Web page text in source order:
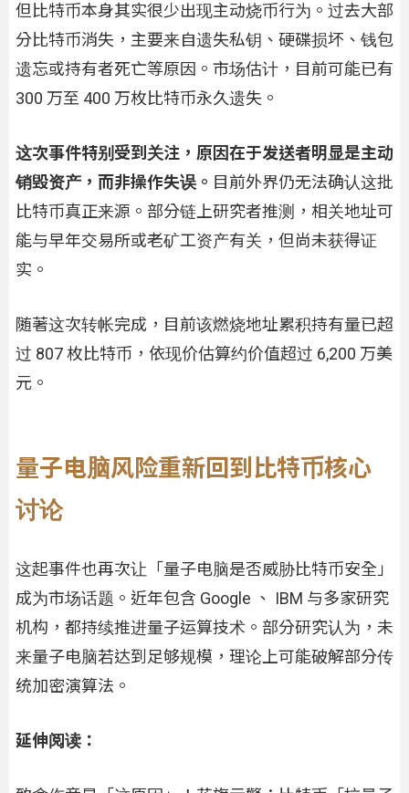
但比特币本身其实很少出现主动烧币行为。过去大部
分比特币消失，主要来自遗失私钥、硬碟损坏、钱包
遗忘或持有者死亡等原因。市场估计，目前可能已有
300 万至 400 万枚比特币永久遗失。
这次事件特别受到关注，原因在于发送者明显是主动
销毁资产，而非操作失误。 目前外界仍无法确认这批
比特币真正来源。部分链上研究者推测，相关地址可
能与早年交易所或老矿工资产有关，但尚未获得证
实。
随著这次转帐完成，目前该燃烧地址累积持有量已超
过 807 枚比特币，依现价估算约价值超过 6,200 万美
元。
量子电脑风险重新回到比特币核心
讨论
这起事件也再次让「量子电脑是否威胁比特币安全」
成为市场话题。近年包含 Google 、 IBM 与多家研究
机构，都持续推进量子运算技术。部分研究认为，未
来量子电脑若达到足够规模，理论上可能破解部分传
统加密演算法。
延伸阅读：